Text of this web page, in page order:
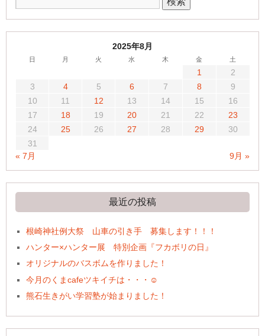
2025年8月
日 月 火 水 木 金 土
1
2
3
4 5 6 7 8
9
10
11 12 13 14 15
16
17
18 19 20 21 22
23
24
25 26 27 28 29
30
31
« 7月
9月 »
最近の投稿
根崎神社例大祭 山車の引き手 募集します！！！
ハンター×ハンター展 特別企画『フカボリの日』
オリジナルのバスボムを作りました！
今月のくまcafeツキイチは・・・☺
熊石生きがい学習塾が始まりました！